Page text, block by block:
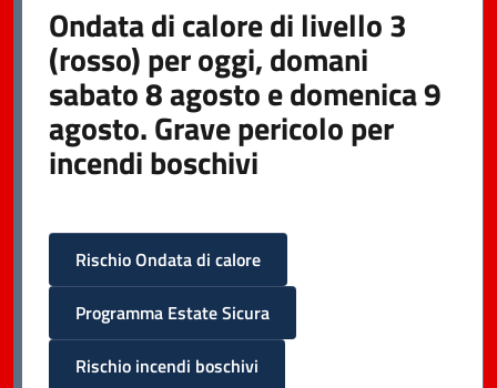
Ondata di calore di livello 3
(rosso) per oggi, domani
sabato 8 agosto e domenica 9
agosto. Grave pericolo per
incendi boschivi
Rischio Ondata di calore
Programma Estate Sicura
Rischio incendi boschivi